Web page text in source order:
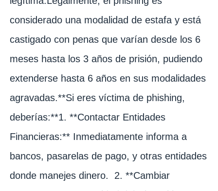
considerado una modalidad de estafa y está
castigado con penas que varían desde los 6
meses hasta los 3 años de prisión, pudiendo
extenderse hasta 6 años en sus modalidades
agravadas.**Si eres víctima de phishing,
deberías:**1. **Contactar Entidades
Financieras:** Inmediatamente informa a
bancos, pasarelas de pago, y otras entidades
donde manejes dinero. 2. **Cambiar